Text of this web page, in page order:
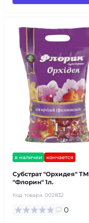
в наличии кончается
Субстрат "Орхидея" ТМ
"Флорин" 1л.
Код товара: 002832
0